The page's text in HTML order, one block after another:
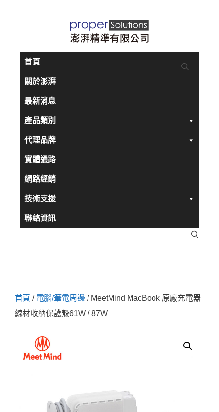
首頁
關於澎湃
最新消息
產品類別
代理品牌
實體通路
網路經銷
技術支援
聯絡資訊
首頁 / 電腦/筆電周邊 / MeetMind MacBook 原廠充電器
線材收納保護殼61W / 87W